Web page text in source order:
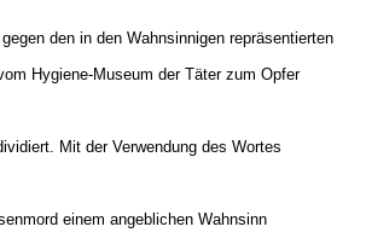
den in den Wahnsinnigen repräsentierten
Hygiene-Museum der Täter zum Opfer
Mit der Verwendung des Wortes
einem angeblichen Wahnsinn